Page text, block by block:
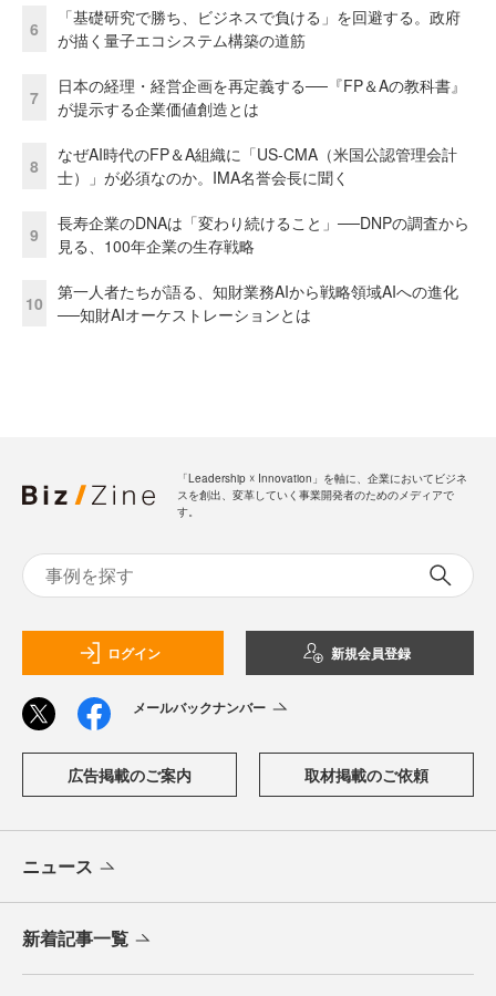
6
「基礎研究で勝ち、ビジネスで負ける」を回避する。政府
が描く量子エコシステム構築の道筋
7
日本の経理・経営企画を再定義する──『FP＆Aの教科書』
が提示する企業価値創造とは
8
なぜAI時代のFP＆A組織に「US-CMA（米国公認管理会計
士）」が必須なのか。IMA名誉会長に聞く
9
長寿企業のDNAは「変わり続けること」──DNPの調査から
見る、100年企業の生存戦略
10
第一人者たちが語る、知財業務AIから戦略領域AIへの進化
──知財AIオーケストレーションとは
「Leadership ☓ Innovation」を軸に、企業においてビジネ
スを創出、変革していく事業開発者のためのメディアで
す。
ログイン 新規会員登録
メールバックナンバー
広告掲載のご案内 取材掲載のご依頼
ニュース
新着記事一覧